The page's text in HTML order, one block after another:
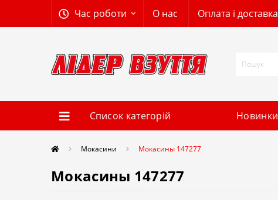
Час роботи О нас Оплата і доставка
Список категорій Новинки
Мокасини Мокасины 147277
Мокасины 147277